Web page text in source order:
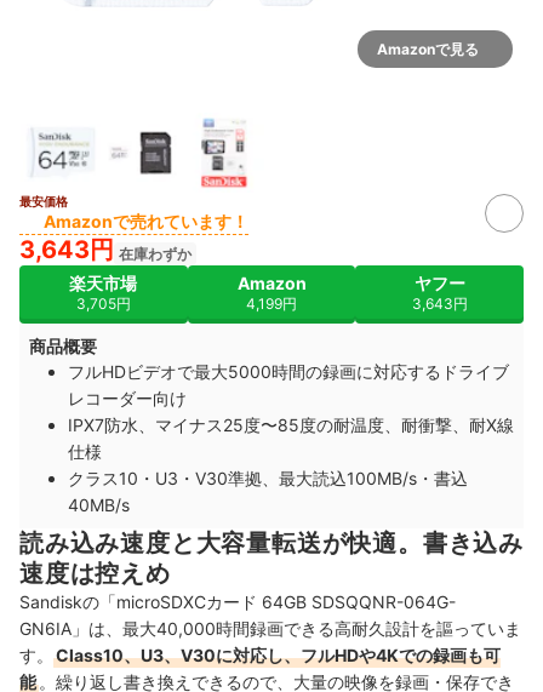
Amazonで見る
最安価格
Amazonで売れています！
3,643円 在庫わずか
楽天市場
3,705円
Amazon
4,199円
ヤフー
3,643円
商品概要
フルHDビデオで最大5000時間の録画に対応するドライブ
レコーダー向け
IPX7防水、マイナス25度〜85度の耐温度、耐衝撃、耐X線
仕様
クラス10・U3・V30準拠、最大読込100MB/s・書込
40MB/s
読み込み速度と大容量転送が快適。書き込み
速度は控えめ
Sandiskの「microSDXCカード 64GB SDSQQNR-064G-
GN6IA」は、最大40,000時間録画できる高耐久設計を謳っていま
す。
Class10、U3、V30に対応し、フルHDや4Kでの録画も可
能 。繰り返し書き換えできるので、大量の映像を録画・保存でき